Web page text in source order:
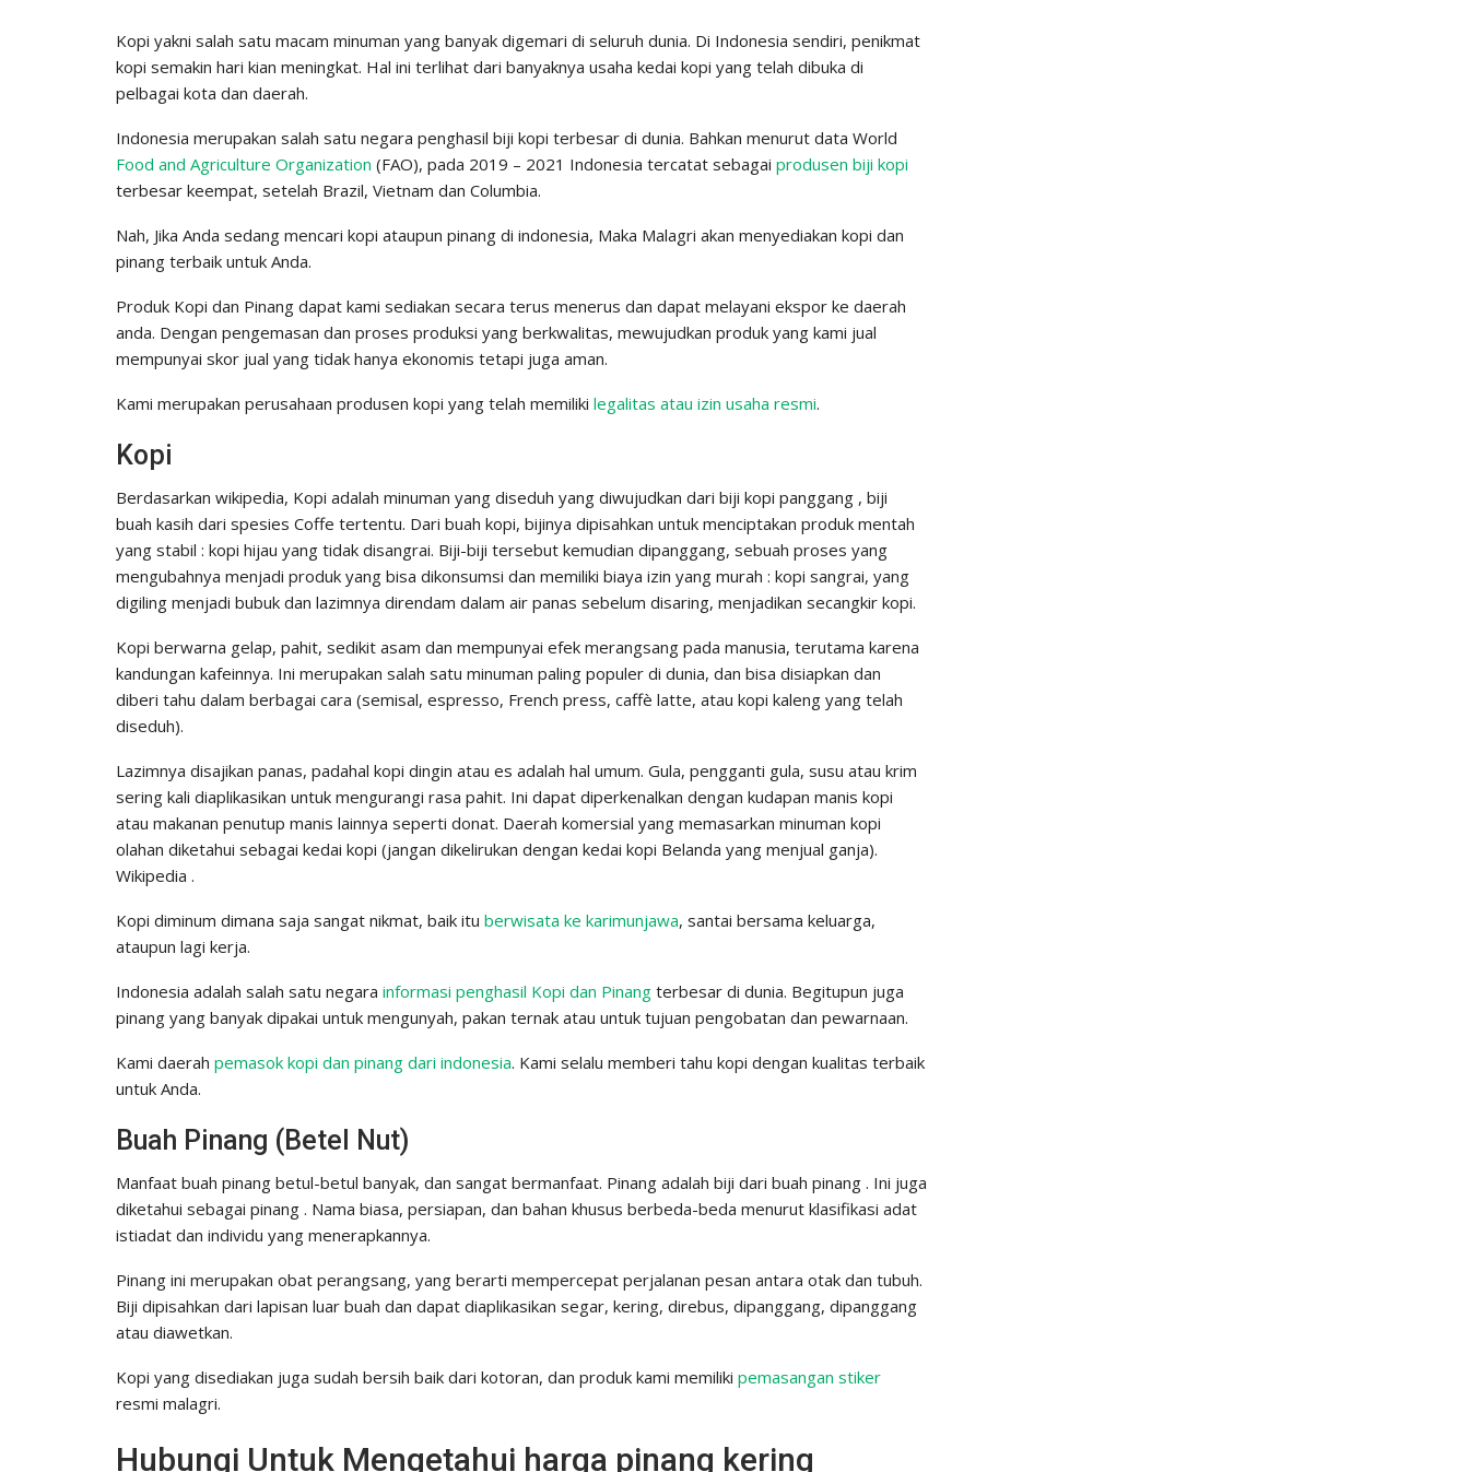
Kopi yakni salah satu macam minuman yang banyak digemari di seluruh dunia. Di Indonesia sendiri, penikmat
kopi semakin hari kian meningkat. Hal ini terlihat dari banyaknya usaha kedai kopi yang telah dibuka di
pelbagai kota dan daerah.
Indonesia merupakan salah satu negara penghasil biji kopi terbesar di dunia. Bahkan menurut data World
Food and Agriculture Organization (FAO), pada 2019 – 2021 Indonesia tercatat sebagai produsen biji kopi
terbesar keempat, setelah Brazil, Vietnam dan Columbia.
Nah, Jika Anda sedang mencari kopi ataupun pinang di indonesia, Maka Malagri akan menyediakan kopi dan
pinang terbaik untuk Anda.
Produk Kopi dan Pinang dapat kami sediakan secara terus menerus dan dapat melayani ekspor ke daerah
anda. Dengan pengemasan dan proses produksi yang berkwalitas, mewujudkan produk yang kami jual
mempunyai skor jual yang tidak hanya ekonomis tetapi juga aman.
Kami merupakan perusahaan produsen kopi yang telah memiliki legalitas atau izin usaha resmi.
Kopi
Berdasarkan wikipedia, Kopi adalah minuman yang diseduh yang diwujudkan dari biji kopi panggang , biji
buah kasih dari spesies Coffe tertentu. Dari buah kopi, bijinya dipisahkan untuk menciptakan produk mentah
yang stabil : kopi hijau yang tidak disangrai. Biji-biji tersebut kemudian dipanggang, sebuah proses yang
mengubahnya menjadi produk yang bisa dikonsumsi dan memiliki biaya izin yang murah : kopi sangrai, yang
digiling menjadi bubuk dan lazimnya direndam dalam air panas sebelum disaring, menjadikan secangkir kopi.
Kopi berwarna gelap, pahit, sedikit asam dan mempunyai efek merangsang pada manusia, terutama karena
kandungan kafeinnya. Ini merupakan salah satu minuman paling populer di dunia, dan bisa disiapkan dan
diberi tahu dalam berbagai cara (semisal, espresso, French press, caffè latte, atau kopi kaleng yang telah
diseduh).
Lazimnya disajikan panas, padahal kopi dingin atau es adalah hal umum. Gula, pengganti gula, susu atau krim
sering kali diaplikasikan untuk mengurangi rasa pahit. Ini dapat diperkenalkan dengan kudapan manis kopi
atau makanan penutup manis lainnya seperti donat. Daerah komersial yang memasarkan minuman kopi
olahan diketahui sebagai kedai kopi (jangan dikelirukan dengan kedai kopi Belanda yang menjual ganja).
Wikipedia .
Kopi diminum dimana saja sangat nikmat, baik itu berwisata ke karimunjawa, santai bersama keluarga,
ataupun lagi kerja.
Indonesia adalah salah satu negara informasi penghasil Kopi dan Pinang terbesar di dunia. Begitupun juga
pinang yang banyak dipakai untuk mengunyah, pakan ternak atau untuk tujuan pengobatan dan pewarnaan.
Kami daerah pemasok kopi dan pinang dari indonesia. Kami selalu memberi tahu kopi dengan kualitas terbaik
untuk Anda.
Buah Pinang (Betel Nut)
Manfaat buah pinang betul-betul banyak, dan sangat bermanfaat. Pinang adalah biji dari buah pinang . Ini juga
diketahui sebagai pinang . Nama biasa, persiapan, dan bahan khusus berbeda-beda menurut klasifikasi adat
istiadat dan individu yang menerapkannya.
Pinang ini merupakan obat perangsang, yang berarti mempercepat perjalanan pesan antara otak dan tubuh.
Biji dipisahkan dari lapisan luar buah dan dapat diaplikasikan segar, kering, direbus, dipanggang, dipanggang
atau diawetkan.
Kopi yang disediakan juga sudah bersih baik dari kotoran, dan produk kami memiliki pemasangan stiker
resmi malagri.
Hubungi Untuk Mengetahui harga pinang kering